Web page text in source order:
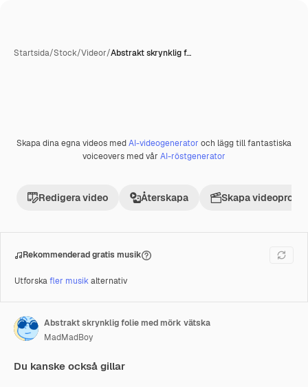
Startsida/Stock/Videor/Abstrakt skrynklig f…
Premie
Skapa dina egna videos medAI-videogenerator och lägg till fantastiska
voiceovers med vår AI-röstgenerator
Redigera video Återskapa Skapa
Rekommenderad gratis musik
Utforskafler musikalternativ
Abstrakt skrynklig folie med mörk vätska
MadMadBoy
Du kanske också gillar